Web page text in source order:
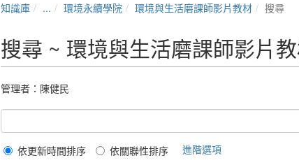
知識庫 ... 環境永續學院 環境與生活磨課師影片教材 搜尋
搜尋 ~ 環境與生活磨課師影片
管理者： 陳健民
依更新時間排序 依關聯性排序 進階選項